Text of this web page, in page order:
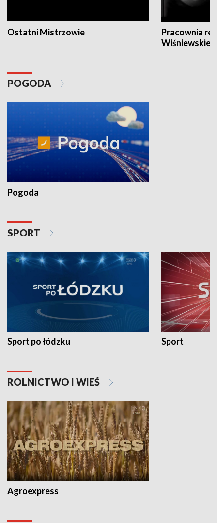
Ostatni Mistrzowie
Pracownia
POGODA
Pogoda
SPORT
Sport po łódzku Sport
ROLNICTWO I WIEŚ
Agroexpress